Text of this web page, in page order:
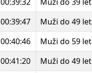
00:39:47 Muži do 49 let
00:40:46 Muži do 59 let
00:41:20 Muži do 49 let